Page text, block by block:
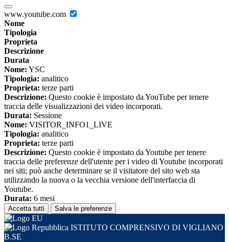
www.youtube.com
Nome
Tipologia
Proprieta
Descrizione
Durata
Nome: YSC
Tipologia: analitico
Proprieta: terze parti
Descrizione: Questo cookie è impostato da YouTube per tenere
traccia delle visualizzazioni dei video incorporati.
Durata: Sessione
Nome: VISITOR_INFO1_LIVE
Tipologia: analitico
Proprieta: terze parti
Descrizione: Questo cookie è impostato da Youtube per tenere
traccia delle preferenze dell'utente per i video di Youtube incorporati
nei siti; può anche determinare se il visitatore del sito web sta
utilizzando la nuova o la vecchia versione dell'interfaccia di
Youtube.
Durata: 6 mesi
Accetta tutti Salva le preferenze
ISTITUTO COMPRENSIVO DI VIGLIANO
B.SE